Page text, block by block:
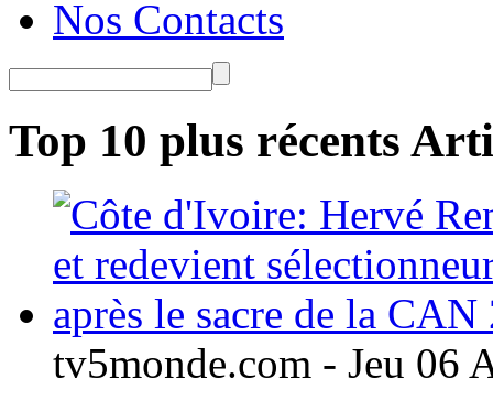
Nos Contacts
Top 10 plus récents
tv5monde.com - Jeu 06